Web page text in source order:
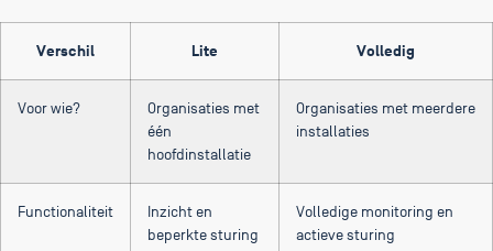
Verschil Lite Volledig
Voor wie?
Organisaties met
één
hoofdinstallatie
Organisaties met meerdere
installaties
Functionaliteit
Inzicht en
beperkte sturing
Volledige monitoring en
actieve sturing